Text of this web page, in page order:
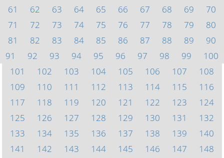
61
62 63 64 65 66 67 68 69
70
71
72 73 74 75 76 77 78 79
80
81
82 83 84 85 86 87 88 89
90
91
92 93 94 95 96 97 98 99
100
101
102 103 104 105 106 107
108
109
110 111 112 113 114 115
116
117
118 119 120 121 122 123
124
125
126 127 128 129 130 131
132
133
134 135 136 137 138 139
140
141
142 143 144 145 146 147
148